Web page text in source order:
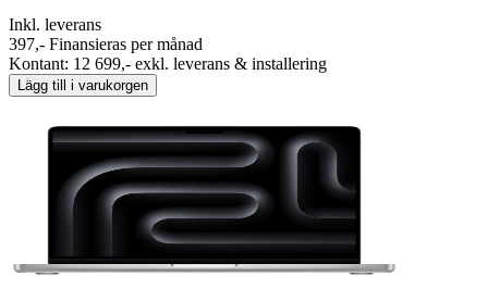
Inkl. leverans
397,- Finansieras per månad
Kontant: 12 699,- exkl. leverans & installering
Lägg till i varukorgen